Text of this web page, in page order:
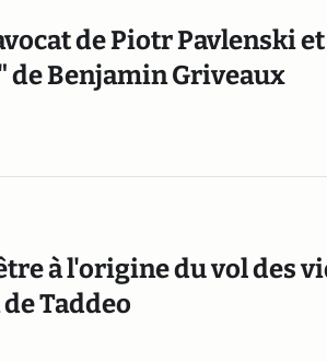
de Piotr Pavlenski
Benjamin Griveaux
à l'origine du vol des
Taddeo